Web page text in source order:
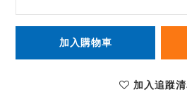
加入購物車
加入追蹤